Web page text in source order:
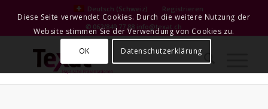
Deutsch (Schweiz)
Registrieren
✆ 062/849 77 88 info@texat.ch
Diese Seite verwendet Cookies. Durch die weitere Nutzung der
Website stimmen Sie der Verwendung von Cookies zu.
OK
Datenschutzerklärung